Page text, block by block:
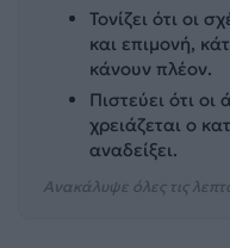
Τονίζει ότι οι
και επιμονή,
κάνουν πλέον.
Πιστεύει ότι οι
χρειάζεται ο
αναδείξει.
Ανακάλυψε όλες τις